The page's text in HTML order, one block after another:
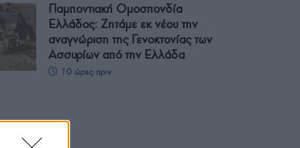
Παμποντιακή Ομοσπονδία
Ελλάδος: Ζητάμε εκ νέου την
αναγνώριση της Γενοκτονίας των
Ασσυρίων από την Ελλάδα
10 ώρες πριν